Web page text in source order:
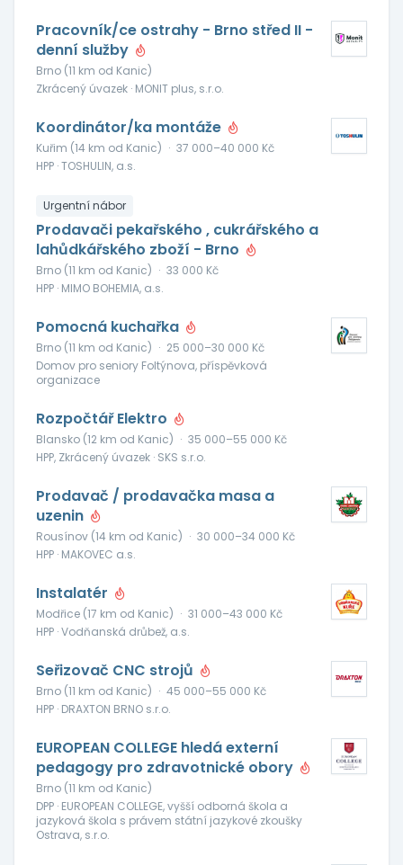
Pracovník/ce ostrahy - Brno střed II -
denní služby
Brno (11 km od Kanic)
Zkrácený úvazek · MONIT plus, s.r.o.
Koordinátor/ka montáže
Kuřim (14 km od Kanic) · 37 000–40 000 Kč
HPP · TOSHULIN, a.s.
Urgentní nábor
Prodavači pekařského , cukrářského a
lahůdkářského zboží - Brno
Brno (11 km od Kanic) · 33 000 Kč
HPP · MIMO BOHEMIA, a.s.
Pomocná kuchařka
Brno (11 km od Kanic) · 25 000–30 000 Kč
Domov pro seniory Foltýnova, příspěvková
organizace
Rozpočtář Elektro
Blansko (12 km od Kanic) · 35 000–55 000 Kč
HPP, Zkrácený úvazek · SKS s.r.o.
Prodavač / prodavačka masa a
uzenin
Rousínov (14 km od Kanic) · 30 000–34 000 Kč
HPP · MAKOVEC a.s.
Instalatér
Modřice (17 km od Kanic) · 31 000–43 000 Kč
HPP · Vodňanská drůbež, a.s.
Seřizovač CNC strojů
Brno (11 km od Kanic) · 45 000–55 000 Kč
HPP · DRAXTON BRNO s.r.o.
EUROPEAN COLLEGE hledá externí
pedagogy pro zdravotnické obory
Brno (11 km od Kanic)
DPP · EUROPEAN COLLEGE, vyšší odborná škola a
jazyková škola s právem státní jazykové zkoušky
Ostrava, s.r.o.